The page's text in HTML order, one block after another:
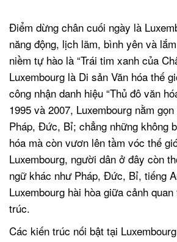
Điểm dừng chân cuối ngày là
năng động, lịch lãm, bình yên và
niềm tự hào là “Trái tim xanh của
Luxembourg là Di sản Văn hóa thế
công nhận danh hiệu “Thủ đô văn
1995 và 2007, Luxembourg nằm
Pháp, Đức, Bỉ; chẳng những không
hóa mà còn vươn lên tầm vóc thế
Luxembourg, người dân ở đây còn
ngữ khác như Pháp, Đức, Bỉ, tiếng
Luxembourg hài hòa giữa cảnh
trúc.
Các kiến trúc nối bật tại